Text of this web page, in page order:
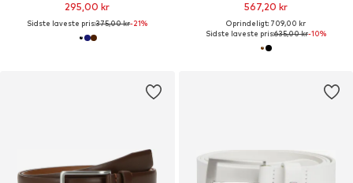
295,00 kr
Sidste laveste pris:375,00 kr-21%
567,20 kr
Oprindeligt: 709,00 kr
Sidste laveste pris:635,00 kr-10%